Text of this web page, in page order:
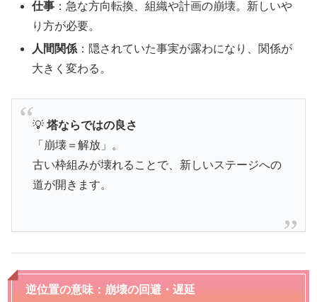
仕事 ：急な方向転換、組織や計画の崩壊。新しいや
り方が必要。
人間関係 ：隠されていた事実が露わになり、関係が
大きく変わる。
💡 塔ならではの良さ
「崩壊＝解放」。
古い枠組みが壊れることで、新しいステージへの
道が開きます。
逆位置の意味：崩壊の回避・遅延